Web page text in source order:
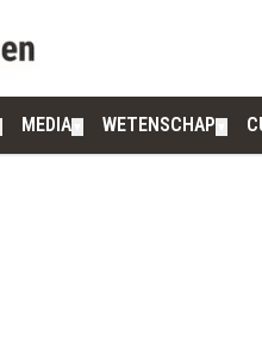
MEDIA WETENSCHAP